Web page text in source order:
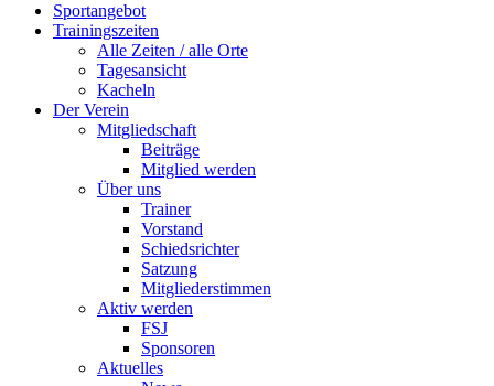
Sportangebot
Trainingszeiten
Alle Zeiten / alle Orte
Tagesansicht
Kacheln
Der Verein
Mitgliedschaft
Beiträge
Mitglied werden
Über uns
Trainer
Vorstand
Schiedsrichter
Satzung
Mitgliederstimmen
Aktiv werden
FSJ
Sponsoren
Aktuelles